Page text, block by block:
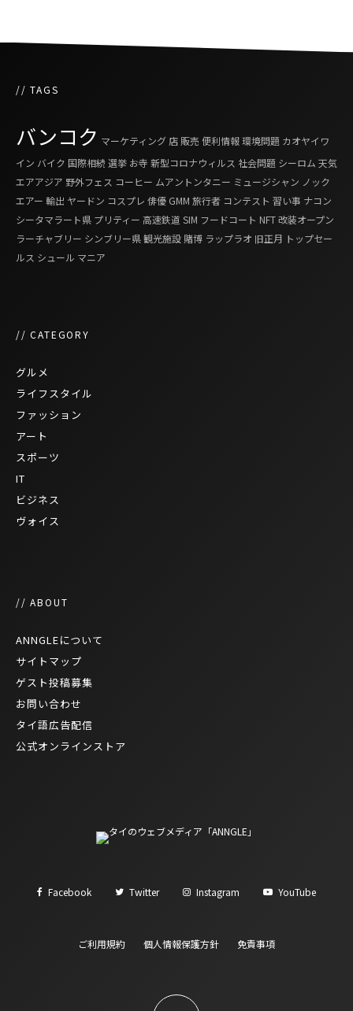
// TAGS
バンコク マーケティング 店 販売 便利情報環境問題 カオヤイワ
イン バイク 国際相続選挙 お寺 新型コロナウィルス 社会問題 シーロム 天気
エアアジア 野外フェス コーヒー ムアントンタニー ミュージシャン ノック
エアー 輸出 ヤードン コスプレ 俳優 GMM 旅行者 コンテスト 習い事 ナコン
シータマラート県 プリティー 高速鉄道 SIM フードコート NFT改装オープン
ラーチャブリー シンブリー県観光施設 賭博 ラップラオ 旧正月 トップセー
ルス シュール マニア
// CATEGORY
グルメ
ライフスタイル
ファッション
アート
スポーツ
IT
ビジネス
ヴォイス
// ABOUT
ANNGLEについて
サイトマップ
ゲスト投稿募集
お問い合わせ
タイ語広告配信
公式オンラインストア
Facebook Twitter Instagram YouTube
ご利用規約 個人情報保護方針 免責事項